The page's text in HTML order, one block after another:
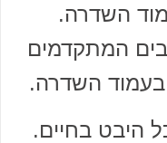
השדרה.
המתקדמים
בעמוד השדרה.
היבט בחיים.